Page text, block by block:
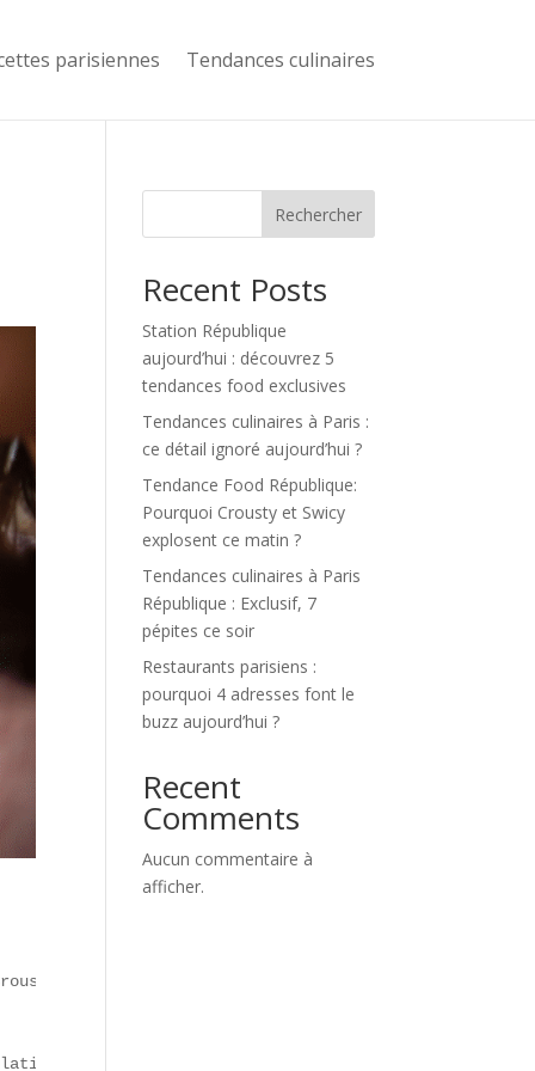
parisiennes Tendances culinaires
(Île-de-France).
sécurité).
Rechercher
Recent Posts
Station République
aujourd’hui : découvrez 5
tendances food exclusives
Tendances culinaires à Paris :
ce détail ignoré aujourd’hui ?
Tendance Food République:
Pourquoi Crousty et Swicy
explosent ce matin ?
Tendances culinaires à Paris
République : Exclusif, 7
pépites ce soir
Restaurants parisiens :
pourquoi 4 adresses font le
buzz aujourd’hui ?
Recent
Comments
Aucun commentaire à
afficher.